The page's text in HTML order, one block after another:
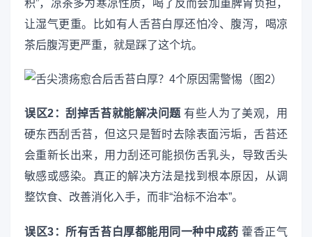
积”，凉茶多为寒凉性质，喝了反而会加重脾胃负担，
让湿气更重。比如有人舌苔白厚还怕冷、腹泻，喝凉
茶后腹泻更严重，就是踩了这个坑。
误区2：刮掉舌苔就能解决问题有些人为了美观，用
硬东西刮舌苔，但这只是暂时去除表面污垢，舌苔还
会重新长出来，用力刮还可能损伤舌乳头，导致舌头
敏感或感染。真正的解决方法是找到根本原因，从调
整饮食、改善消化入手，而非“治标不治本”。
误区3：所有舌苔白厚都能用同一种中成药 藿香正气